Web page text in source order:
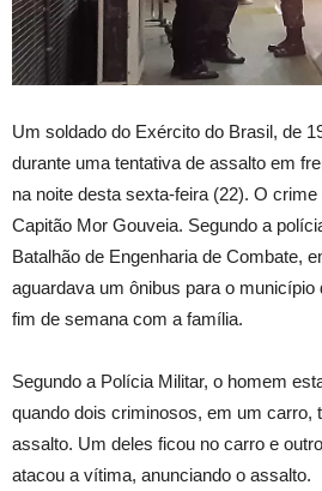
Um soldado do Exército do Brasil, de
durante uma tentativa de assalto em
na noite desta sexta-feira (22). O
Capitão Mor Gouveia. Segundo a
Batalhão de Engenharia de Combate,
aguardava um ônibus para o
fim de semana com a família.
Segundo a Polícia Militar, o homem
quando dois criminosos, em um carro,
assalto. Um deles ficou no carro e
atacou a vítima, anunciando o assalto.